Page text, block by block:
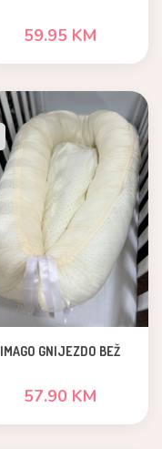
59.95 KM
IMAGO GNIJEZDO BEŽ
57.90 KM